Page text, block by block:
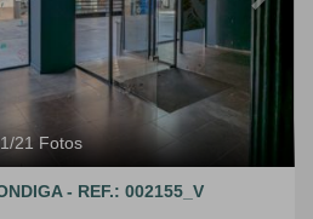
1/21 Fotos
- REF.: 002155_V